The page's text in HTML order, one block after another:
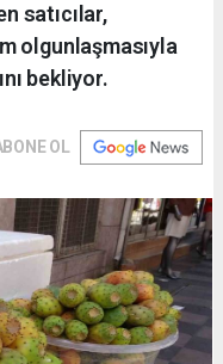
satıcılar,
olgunlaşmasıyla
bekliyor.
OL